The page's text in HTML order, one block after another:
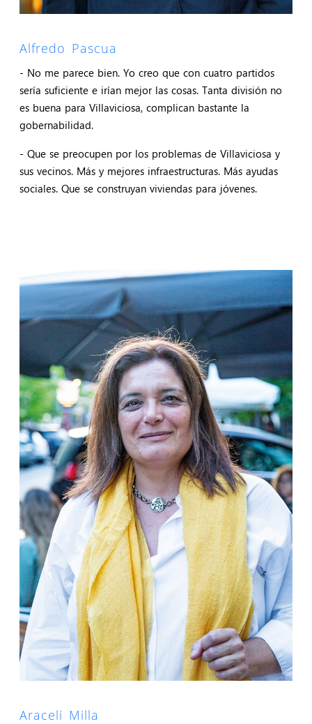
Alfredo Pascua
- No me parece bien. Yo creo que con cuatro partidos
sería suficiente e irían mejor las cosas. Tanta división no
es buena para Villaviciosa, complican bastante la
gobernabilidad.
- Que se preocupen por los problemas de Villaviciosa y
sus vecinos. Más y mejores infraestructuras. Más ayudas
sociales. Que se construyan viviendas para jóvenes.
Araceli Milla